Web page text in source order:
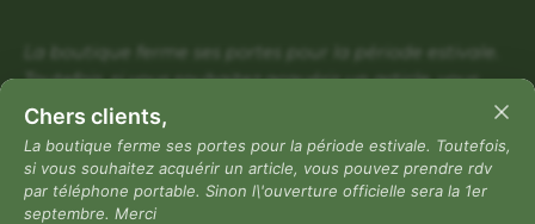
La boutique ferme ses portes pour la période estivale.
Toutefois, si vous souhaitez acquérir un article, vous
pouvez prendre rdv par téléphone portable. Sinon
l\'ouverture officielle sera la 1er septembre. Merci
Du lundi au dimanche : Fermé
Mentions légales
Chers clients,
La boutique ferme ses portes pour la période estivale. Toutefois,
si vous souhaitez acquérir un article, vous pouvez prendre rdv
par téléphone portable. Sinon l\'ouverture officielle sera la 1er
septembre. Merci